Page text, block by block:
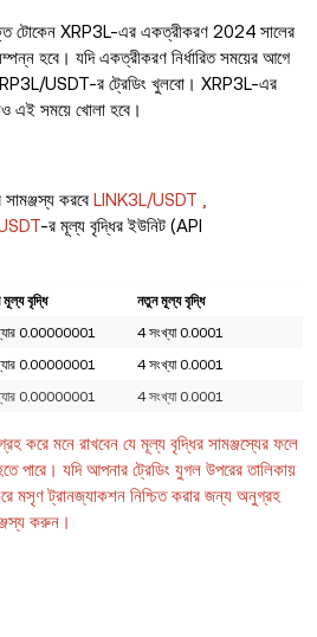
টোকেন XRP3L-এর একত্রীকরণ 2024 সালের
হবে। যদি একত্রীকরণ নির্ধারিত সময়ের আগে
USDT-র ট্রেডিং খুলবো। XRP3L-এর
এই সময়ে খোলা হবে।
করবে LINK3L/USDT ,
-র মূল্য বৃদ্ধির ইউনিট (API
মূল্য বৃদ্ধি
নতুন মূল্য বৃদ্ধি
0.00000001
4 সংখ্যা 0.0001
0.00000001
4 সংখ্যা 0.0001
0.00000001 4 সংখ্যা 0.0001
করে মনে রাখবেন যে মূল্য বৃদ্ধির সামঞ্জস্যের ফলে
পারে। যদি আপনার ট্রেডিং যুগল উপরের তালিকায়
মসৃণ ট্রানজ্যাকশন নিশ্চিত করার জন্য অনুগ্রহ
করুন।